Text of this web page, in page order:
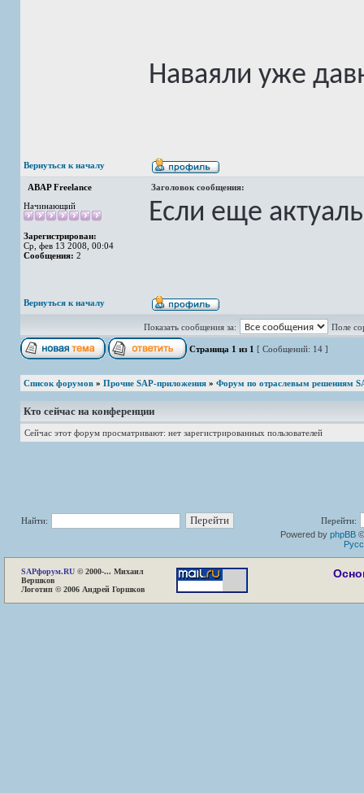
Наваяли уже
Вернуться к началу
ABAP Freelance
Заголовок сообщения:
Начинающий
Зарегистрирован:
Ср, фев 13 2008, 00:04
Сообщения: 2
Если еще
Вернуться к началу
Показать сообщения за: Поле
Страница 1 из 1 [ Сообщений: 14 ]
Список форумов » Прочие SAP-приложения » Форум по отраслевым решениям
Кто сейчас на конференции
Сейчас этот форум просматривают: нет зарегистрированных пользователей
Найти:
Перейти:
Powered by phpBB
SAPфорум.RU © 2000-... Михаил
Вершков
Логотип © 2006 Андрей Горшков